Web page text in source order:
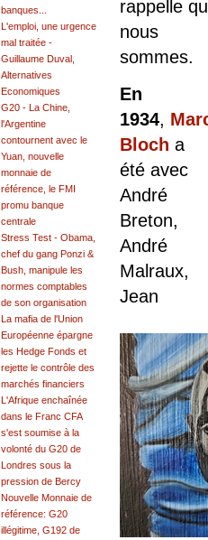
rappelle
nous
sommes.
En
1934,
Bloch a
été avec
André
Breton,
André
Malraux,
Jean
banques...
L'emploi, une urgence
mal traitée -
Guillaume Duval,
Alternatives
Economiques
G20 - La Chine,
l'Argentine
contournent avec le
Yuan, nouvelle
monnaie de
référence, le FMI
promu banque
centrale
Stress Test - Obama,
chef du gang Ponzi &
Bush, manipule les
normes comptables
de son organisation
La mafia de l'Union
Européenne épargne
les Hedge Fonds et
rejette le contrôle des
marchés financiers
L'Afrique enchaînée
dans le Franc CFA
s'est soumise à la
volonté du G20 de
Londres sous la
pression de Bercy
Nouvelle Monnaie de
référence: G20
illégitime, G192 de